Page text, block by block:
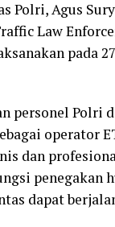
Polri, Agus
Law
pada
Polri
operator
dan
penegakan
dapat